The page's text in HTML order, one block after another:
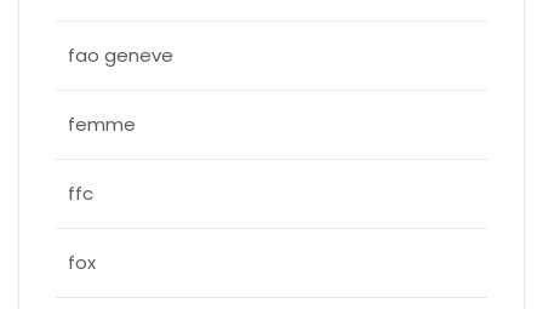
fao geneve
femme
ffc
fox